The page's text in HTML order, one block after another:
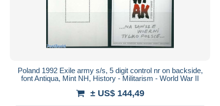
Poland 1992 Exile army s/s, 5 digit control nr on backside,
font Antiqua, Mint NH, History - Militarism - World War II
± US$ 144,49